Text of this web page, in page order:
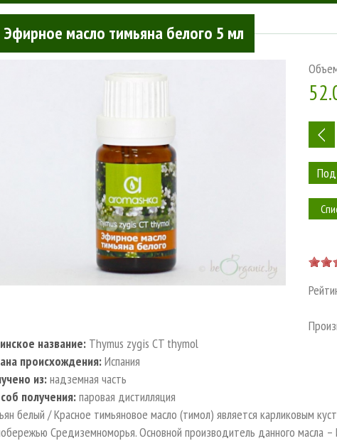
Эфирное масло тимьяна белого 5 мл
-
название: Thymus zygis CT thymol
происхождения:Испания
из:надземная часть
получения:паровая дистилляция
белый / Красное тимьяновое масло (тимол) является карликовым
Средиземноморья. Основной производитель данного масла –